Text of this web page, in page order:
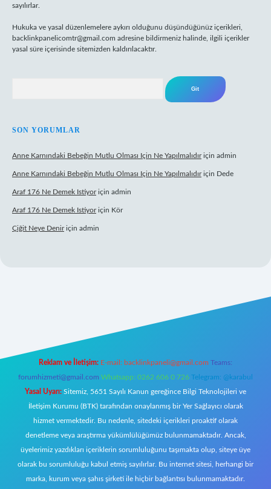
sayılırlar.
Hukuka ve yasal düzenlemelere aykırı olduğunu düşündüğünüz içerikleri,
backlinkpanelicomtr@gmail.com adresine bildirmeniz halinde, ilgili içerikler
yasal süre içerisinde sitemizden kaldırılacaktır.
SON YORUMLAR
Anne Karnındaki Bebeğin Mutlu Olması Için Ne Yapılmalıdıriçin admin
Anne Karnındaki Bebeğin Mutlu Olması Için Ne Yapılmalıdıriçin Dede
Araf 176 Ne Demek Istiyoriçin admin
Araf 176 Ne Demek Istiyoriçin Kör
Çiğit Neye Deniriçin admin
www.betexper.xyz/
Reklam ve İletişim: E-mail: backlinkpaneli@gmail.com Teams:
forumhizmeti@gmail.com Whatsapp: 0262 606 0 726 Telegram: @karabul
Yasal Uyarı: Sitemiz, 5651 Sayılı Kanun gereğince Bilgi Teknolojileri ve
İletişim Kurumu (BTK) tarafından onaylanmış bir Yer Sağlayıcı olarak
hizmet vermektedir. Bu nedenle, sitedeki içerikleri proaktif olarak
denetleme veya araştırma yükümlülüğümüz bulunmamaktadır. Ancak,
üyelerimiz yazdıkları içeriklerin sorumluluğunu taşımakta olup, siteye üye
olarak bu sorumluluğu kabul etmiş sayılırlar. Bu internet sitesi, herhangi bir
marka, kurum veya şahıs şirketi ile hiçbir bağlantısı bulunmamaktadır.